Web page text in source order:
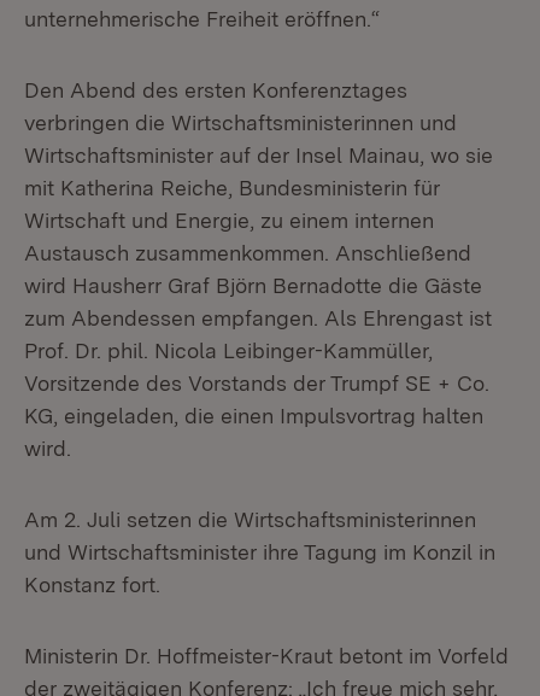
unternehmerische Freiheit eröffnen.“
Den Abend des ersten Konferenztages
verbringen die Wirtschaftsministerinnen und
Wirtschaftsminister auf der Insel Mainau, wo sie
mit Katherina Reiche, Bundesministerin für
Wirtschaft und Energie, zu einem internen
Austausch zusammenkommen. Anschließend
wird Hausherr Graf Björn Bernadotte die Gäste
zum Abendessen empfangen. Als Ehrengast ist
Prof. Dr. phil. Nicola Leibinger-Kammüller,
Vorsitzende des Vorstands der Trumpf SE + Co.
KG, eingeladen, die einen Impulsvortrag halten
wird.
Am 2. Juli setzen die Wirtschaftsministerinnen
und Wirtschaftsminister ihre Tagung im Konzil in
Konstanz fort.
Ministerin Dr. Hoffmeister-Kraut betont im Vorfeld
der zweitägigen Konferenz: „Ich freue mich sehr,